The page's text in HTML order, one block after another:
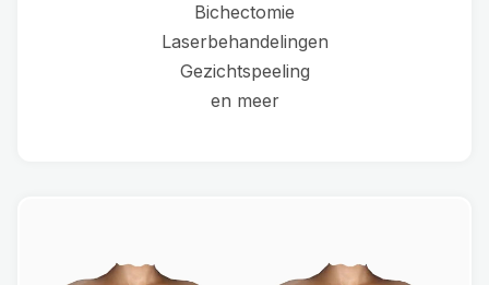
Bichectomie
Laserbehandelingen
Gezichtspeeling
en meer